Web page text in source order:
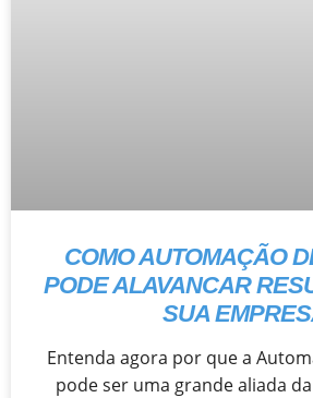
COMO AUTOMAÇÃO
PODE ALAVANCAR
SUA
Entenda agora por que a
pode ser uma grande aliada